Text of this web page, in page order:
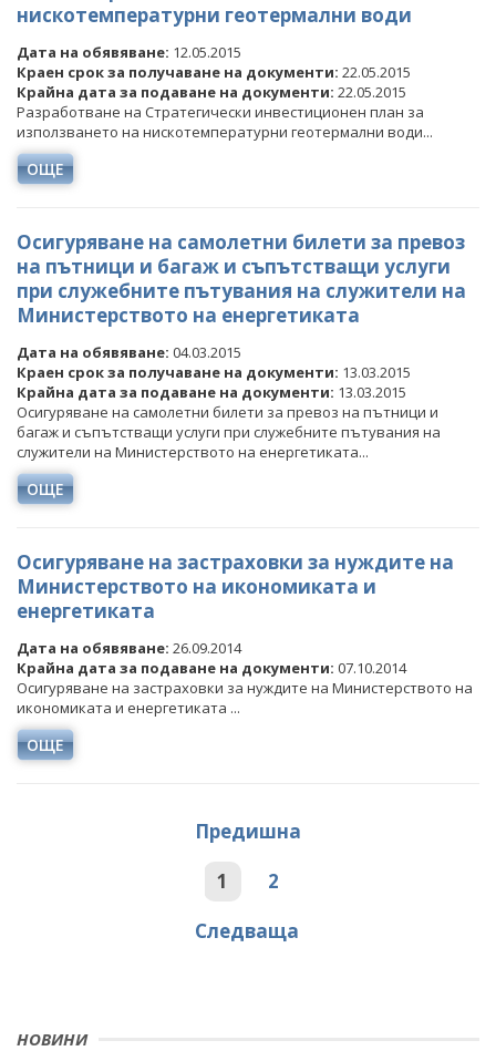
НОВИНИ
нискотемпературни геотермални води
Дата на обявяване: 12.05.2015
Краен срок за получаване на документи: 22.05.2015
Крайна дата за подаване на документи: 22.05.2015
Разработване на Стратегически инвестиционен план за
използването на нискотемпературни геотермални води...
ОЩЕ
Осигуряване на самолетни билети за превоз
на пътници и багаж и съпътстващи услуги
при служебните пътувания на служители на
Министерството на енергетиката
Дата на обявяване: 04.03.2015
Краен срок за получаване на документи: 13.03.2015
Крайна дата за подаване на документи: 13.03.2015
Осигуряване на самолетни билети за превоз на пътници и
багаж и съпътстващи услуги при служебните пътувания на
служители на Министерството на енергетиката...
ОЩЕ
Осигуряване на застраховки за нуждите на
Министерството на икономиката и
енергетиката
Дата на обявяване: 26.09.2014
Крайна дата за подаване на документи: 07.10.2014
Осигуряване на застраховки за нуждите на Министерството на
икономиката и енергетиката ...
ОЩЕ
Предишна
1
2
Следваща